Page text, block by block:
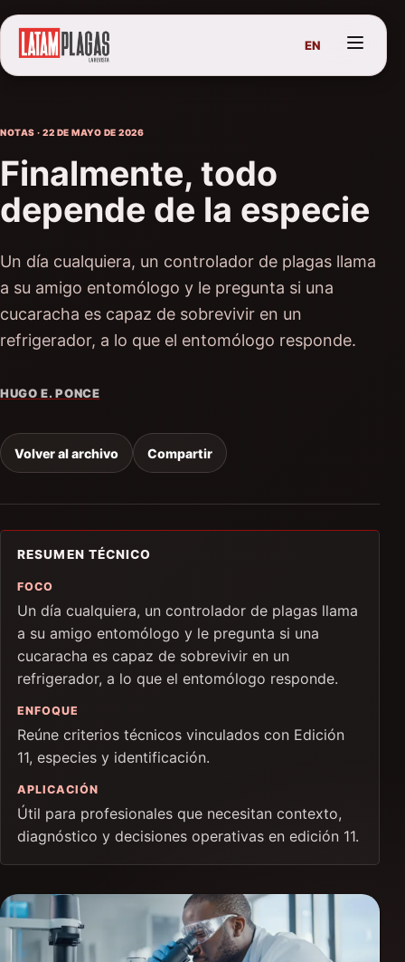
EN
NOTAS · 22 DE MAYO DE 2026
Finalmente, todo
depende de la especie
Un día cualquiera, un controlador de plagas llama
a su amigo entomólogo y le pregunta si una
cucaracha es capaz de sobrevivir en un
refrigerador, a lo que el entomólogo responde.
HUGO E. PONCE
Volver al archivo Compartir
RESUMEN TÉCNICO
FOCO
Un día cualquiera, un controlador de plagas llama
a su amigo entomólogo y le pregunta si una
cucaracha es capaz de sobrevivir en un
refrigerador, a lo que el entomólogo responde.
ENFOQUE
Reúne criterios técnicos vinculados con Edición
11, especies y identificación.
APLICACIÓN
Útil para profesionales que necesitan contexto,
diagnóstico y decisiones operativas en edición 11.